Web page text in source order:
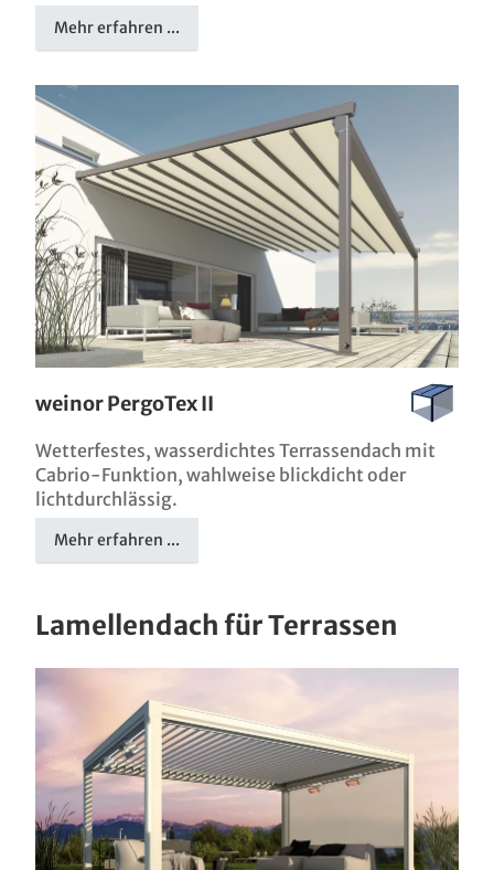
Mehr erfahren ...
weinor PergoTex II
Wetterfestes, wasserdichtes Terrassendach mit
Cabrio-Funktion, wahlweise blickdicht oder
lichtdurchlässig.
Mehr erfahren ...
Lamellendach für Terrassen